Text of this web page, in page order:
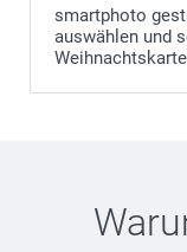
smartphoto
auswählen und